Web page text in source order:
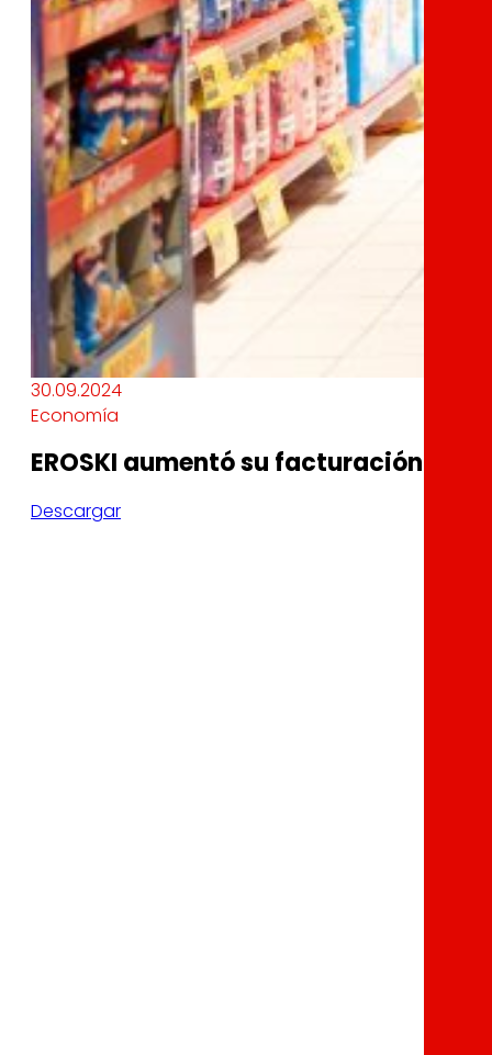
30.09.2024
Economía
EROSKI aumentó su facturación un
Descargar